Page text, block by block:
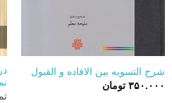
شرح التسویه بین الافاده و القبول
۳۵۰.۰۰۰ تومان
نمط ۰۴|